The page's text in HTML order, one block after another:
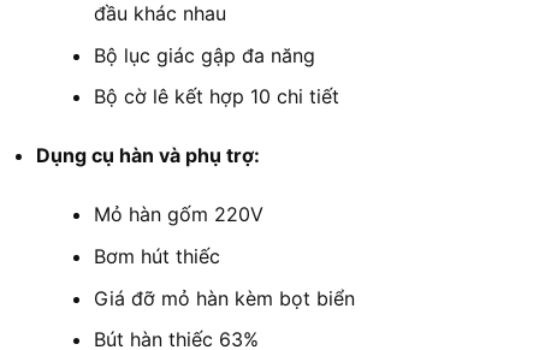
đầu khác nhau
Bộ lục giác gập đa năng
Bộ cờ lê kết hợp 10 chi tiết
Dụng cụ hàn và phụ trợ:
Mỏ hàn gốm 220V
Bơm hút thiếc
Giá đỡ mỏ hàn kèm bọt biển
Bút hàn thiếc 63%